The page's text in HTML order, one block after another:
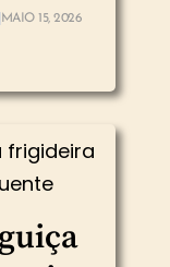
MAIO 15, 2026